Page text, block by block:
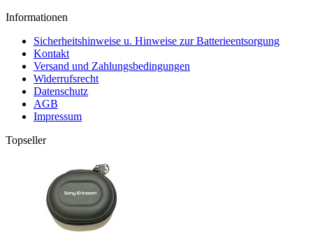
Informationen
Sicherheitshinweise u. Hinweise zur Batterieentsorgung
Kontakt
Versand und Zahlungsbedingungen
Widerrufsrecht
Datenschutz
AGB
Impressum
Topseller